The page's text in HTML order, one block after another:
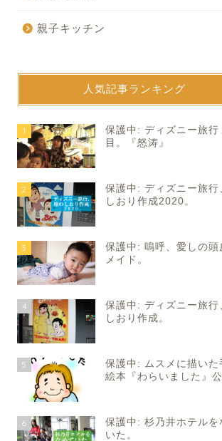
木曜日のプレッシャー。
2022年11月17日
子育て
心の扉の
親子キッチン
人気記事ランキング
1
保護中: ディズニー旅行
目。『怒涛』
2
保護中: ディズニー旅行
しおり作成2020。
3
保護中: 嗚呼、愛しの頭
メイド。
4
保護中: ディズニー旅行
しおり作成。
5
保護中: ムスメに描いた
絵本『わらいました』公
6
保護中: 杉乃井ホテルを
いた。